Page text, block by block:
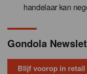
handelaar kan
Gondola
Blijf voorop in